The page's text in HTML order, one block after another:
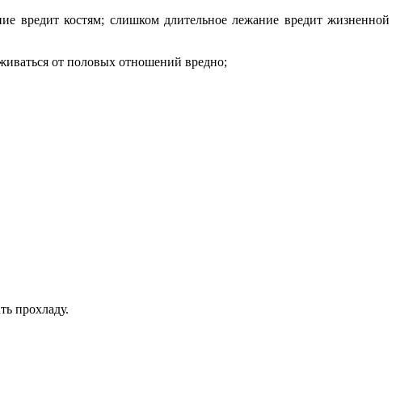
вредит костям; слишком длительное лежание вредит жизненной
от половых отношений вредно;
прохладу.